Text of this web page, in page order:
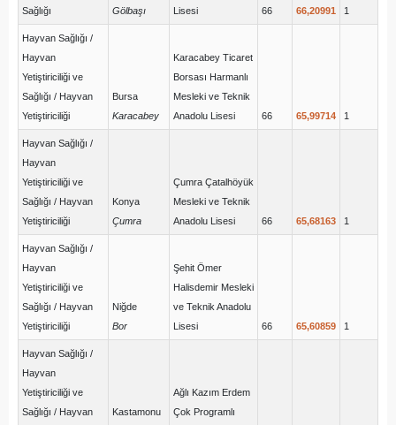
Sağlığı
Gölbaşı
Lisesi
66 66,20991 1
Hayvan Sağlığı /
Hayvan
Yetiştiriciliği ve
Sağlığı / Hayvan
Yetiştiriciliği
Bursa
Karacabey
Karacabey Ticaret
Borsası Harmanlı
Mesleki ve Teknik
Anadolu Lisesi
66 65,99714 1
Hayvan Sağlığı /
Hayvan
Yetiştiriciliği ve
Sağlığı / Hayvan
Yetiştiriciliği
Konya
Çumra
Çumra Çatalhöyük
Mesleki ve Teknik
Anadolu Lisesi
66 65,68163 1
Hayvan Sağlığı /
Hayvan
Yetiştiriciliği ve
Sağlığı / Hayvan
Yetiştiriciliği
Niğde
Bor
Şehit Ömer
Halisdemir Mesleki
ve Teknik Anadolu
Lisesi
66 65,60859 1
Hayvan Sağlığı /
Hayvan
Yetiştiriciliği ve
Sağlığı / Hayvan
Kastamonu
Ağlı Kazım Erdem
Çok Programlı